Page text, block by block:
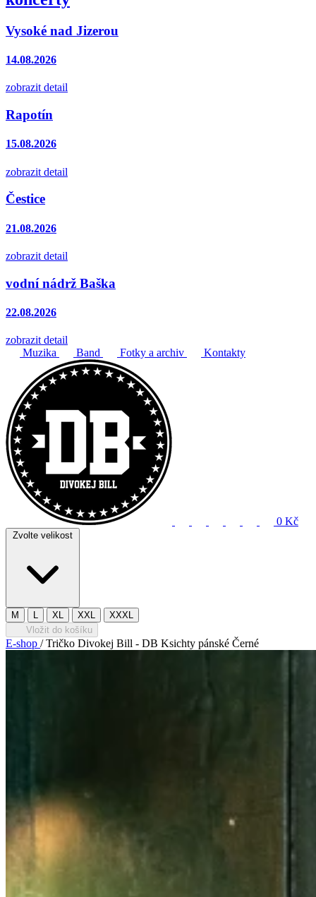
Vysoké nad Jizerou
14.08.2026
zobrazit detail
Rapotín
15.08.2026
zobrazit detail
Čestice
21.08.2026
zobrazit detail
vodní nádrž Baška
22.08.2026
zobrazit detail
Muzika
Band Fotky a archiv Kontakty
0 Kč
Zvolte velikost
M L XL XXL
XXXL
Vložit do košíku
E-shop / Tričko Divokej Bill - DB Ksichty pánské Černé